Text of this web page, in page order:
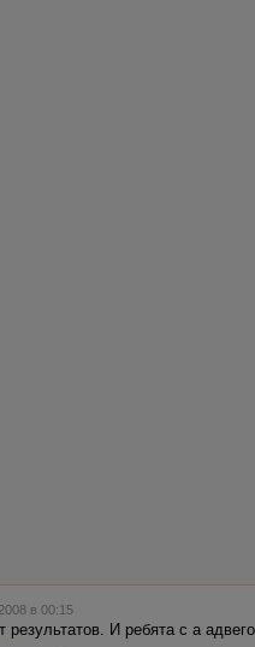
в 00:15
результатов. И ребята с а